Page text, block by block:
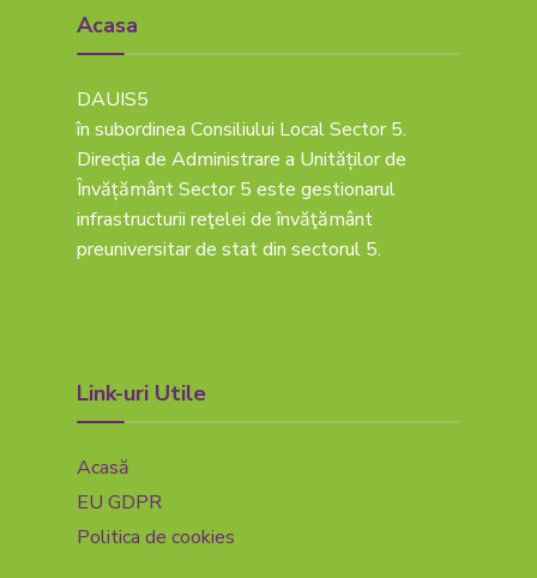
Acasa
DAUIS5
în subordinea Consiliului Local Sector 5.
Direcția de Administrare a Unităților de
Învățământ Sector 5 este gestionarul
infrastructurii reţelei de învăţământ
preuniversitar de stat din sectorul 5.
Link-uri Utile
Acasă
EU GDPR
Politica de cookies